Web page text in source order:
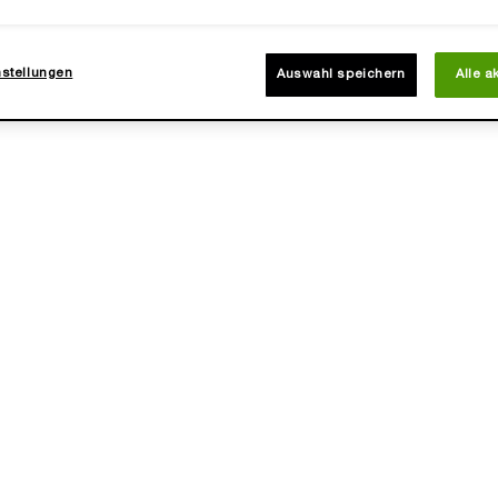
NEU
Auswahl speichern Alle